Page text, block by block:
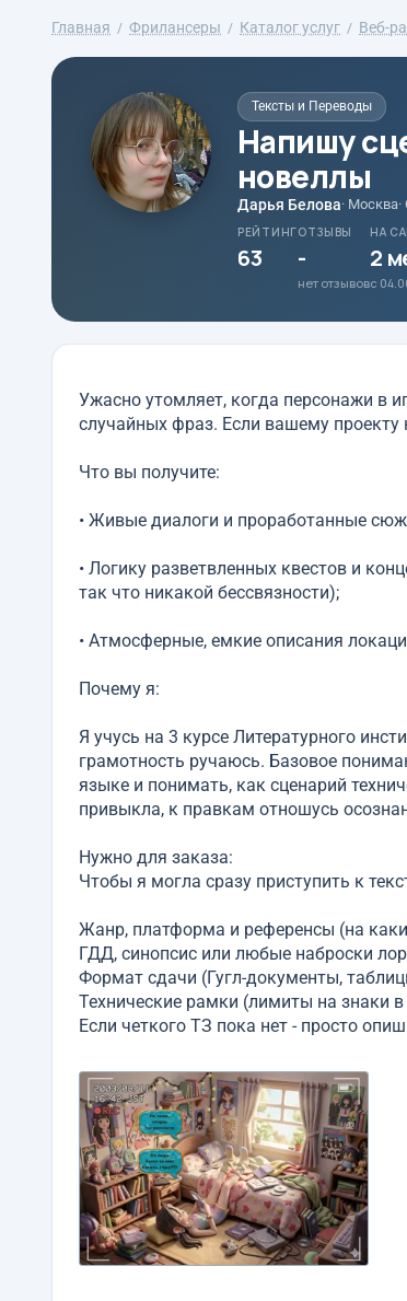
Главная Фрилансеры Каталог услуг Веб-
Тексты и Переводы
Напишу
новеллы
Дарья Белова· Москва
РЕЙТИНГ
63
ОТЗЫВЫ
-
нет отзывов
НА
2
с
Ужасно утомляет, когда персонажи в
случайных фраз. Если вашему проекту
Что вы получите:
• Живые диалоги и проработанные
• Логику разветвленных квестов и
так что никакой бессвязности);
• Атмосферные, емкие описания
Почему я:
Я учусь на 3 курсе Литературного
грамотность ручаюсь. Базовое
языке и понимать, как сценарий
привыкла, к правкам отношусь
Нужно для заказа:
Чтобы я могла сразу приступить к
Жанр, платформа и референсы (на
ГДД, синопсис или любые наброски
Формат сдачи (Гугл-документы,
Технические рамки (лимиты на знаки
Если четкого ТЗ пока нет - просто